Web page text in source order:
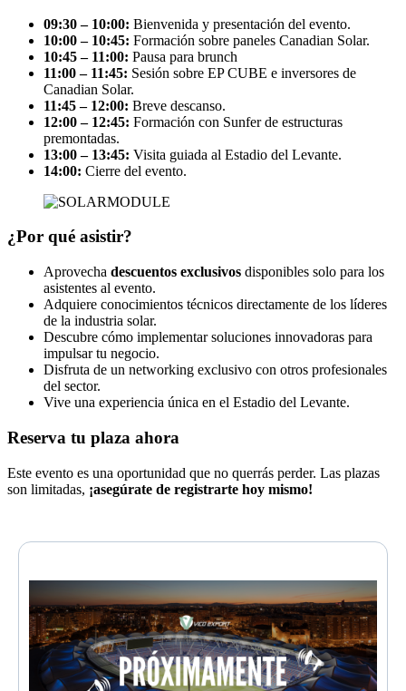
09:30 – 10:00: Bienvenida y presentación del evento.
10:00 – 10:45: Formación sobre paneles Canadian Solar.
10:45 – 11:00: Pausa para brunch
11:00 – 11:45: Sesión sobre EP CUBE e inversores de
Canadian Solar.
11:45 – 12:00: Breve descanso.
12:00 – 12:45: Formación con Sunfer de estructuras
premontadas.
13:00 – 13:45: Visita guiada al Estadio del Levante.
14:00: Cierre del evento.
¿Por qué asistir?
Aprovecha descuentos exclusivos disponibles solo para los
asistentes al evento.
Adquiere conocimientos técnicos directamente de los líderes
de la industria solar.
Descubre cómo implementar soluciones innovadoras para
impulsar tu negocio.
Disfruta de un networking exclusivo con otros profesionales
del sector.
Vive una experiencia única en el Estadio del Levante.
Reserva tu plaza ahora
Este evento es una oportunidad que no querrás perder. Las plazas
son limitadas, ¡asegúrate de registrarte hoy mismo!